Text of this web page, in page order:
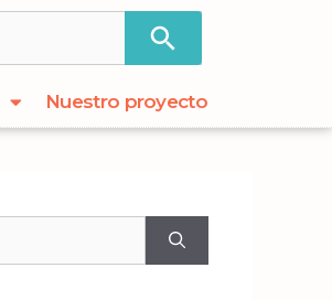
Nuestro proyecto